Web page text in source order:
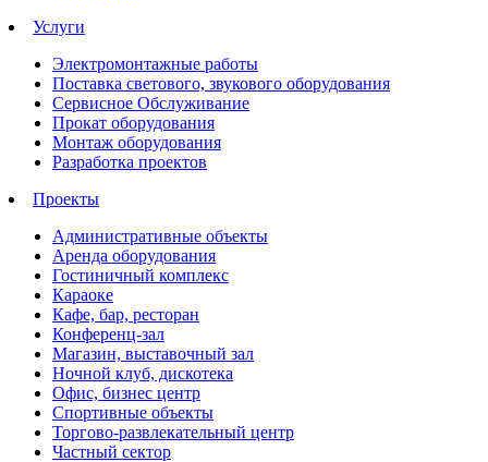
Услуги
Электромонтажные работы
Поставка светового, звукового оборудования
Сервисное Обслуживание
Прокат оборудования
Монтаж оборудования
Разработка проектов
Проекты
Административные объекты
Аренда оборудования
Гостиничный комплекс
Караоке
Кафе, бар, ресторан
Конференц-зал
Магазин, выставочный зал
Ночной клуб, дискотека
Офис, бизнес центр
Спортивные объекты
Торгово-развлекательный центр
Частный сектор